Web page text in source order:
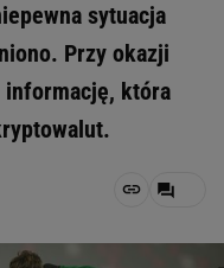
sytuacja
Przy okazji
która